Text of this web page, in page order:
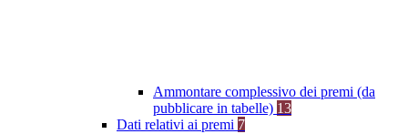
Ammontare complessivo dei premi (da
pubblicare in tabelle) 13
Dati relativi ai premi 7